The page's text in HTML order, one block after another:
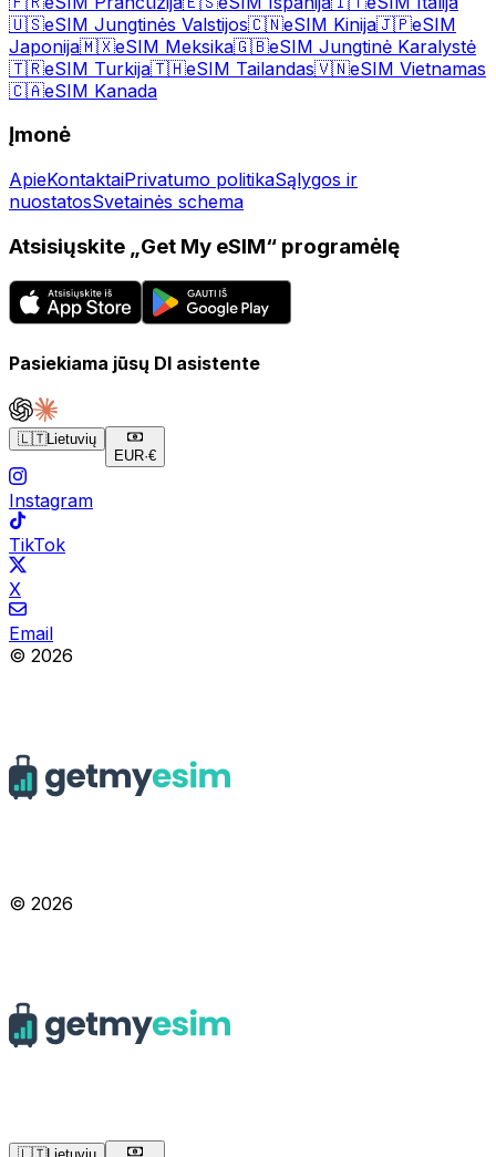
🇺🇸eSIM Jungtinės Valstijos🇨🇳eSIM Kinija🇯🇵eSIM
Japonija🇲🇽eSIM Meksika🇬🇧eSIM Jungtinė Karalystė
🇹🇷eSIM Turkija🇹🇭eSIM Tailandas🇻🇳eSIM Vietnamas
🇨🇦eSIM Kanada
Įmonė
ApieKontaktaiPrivatumo politikaSąlygos ir
nuostatosSvetainės schema
Atsisiųskite „Get My eSIM“ programėlę
Pasiekiama jūsų DI asistente
🇱🇹Lietuvių
EUR·€
Instagram
TikTok
X
Email
© 2026
© 2026